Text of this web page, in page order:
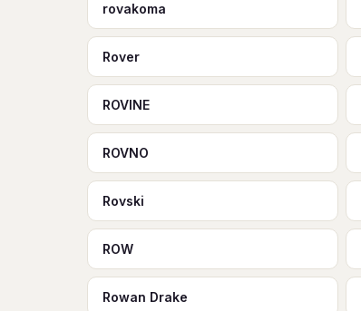
rovakoma
Rover
ROVINE
ROVNO
Rovski
ROW
Rowan Drake